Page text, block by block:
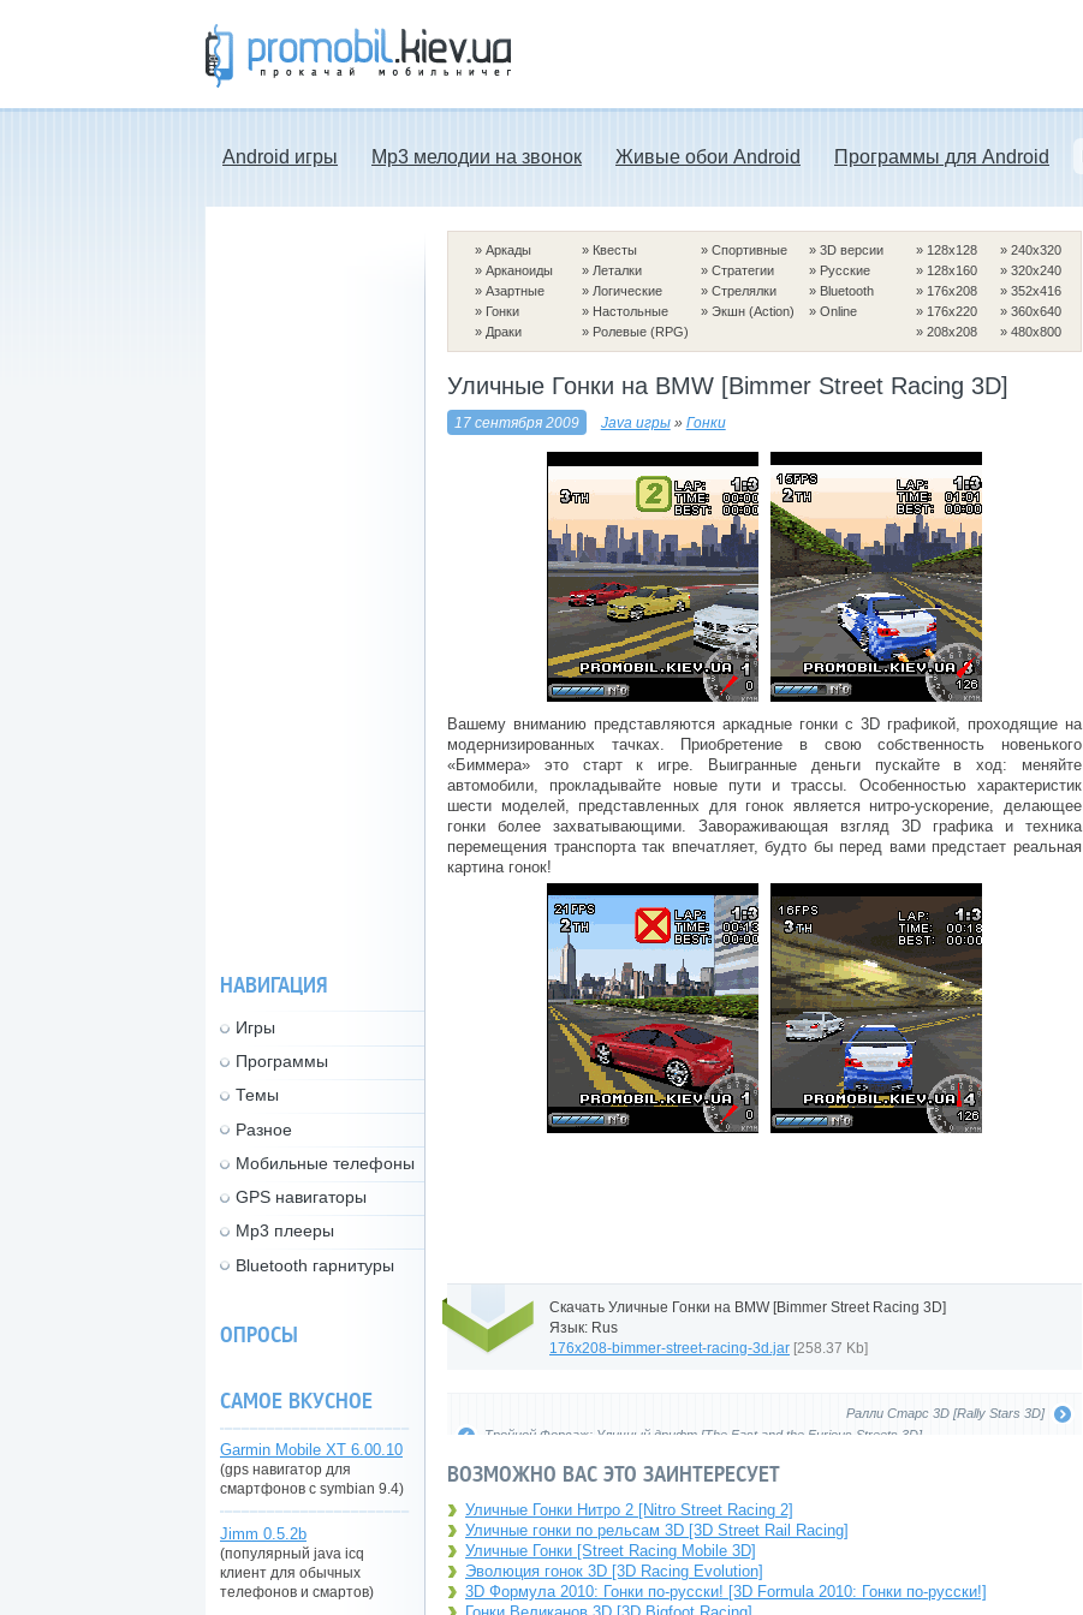
для Nokia, мелодии на звонок скачать
Android игры Mp3 мелодии на звонок Живые обои Android Программы для Android
» Аркады
» Арканоиды
» Азартные
» Гонки
» Драки
» Квесты
» Леталки
» Логические
» Настольные
» Ролевые (RPG)
» Спортивные
» Стратегии
» Стрелялки
» Экшн (Action)
» 3D версии
» Русские
» Bluetooth
» Online
» 128x128
» 128x160
» 176x208
» 176x220
» 208x208
» 240x320
» 320x240
» 352x416
» 360x640
» 480x800
Уличные Гонки на BMW [Bimmer Street Racing 3D]
17 сентября 2009 Java игры» Гонки
Вашему вниманию представляются аркадные гонки с 3D графикой, проходящие на
модернизированных тачках. Приобретение в свою собственность новенького
«Биммера» это старт к игре. Выигранные деньги пускайте в ход: меняйте
автомобили, прокладывайте новые пути и трассы. Особенностью характеристик
шести моделей, представленных для гонок является нитро-ускорение, делающее
гонки более захватывающими. Завораживающая взгляд 3D графика и техника
перемещения транспорта так впечатляет, будто бы перед вами предстает реальная
картина гонок!
Скачать Уличные Гонки на BMW [Bimmer Street Racing 3D]
Язык: Rus
176x208-bimmer-street-racing-3d.jar [258.37 Kb]
Ралли Старс 3D [Rally Stars 3D]
Тройной Форсаж: Уличный дрифт [The Fast and the Furious Streets 3D]
ВОЗМОЖНО ВАС ЭТО ЗАИНТЕРЕСУЕТ
Уличные Гонки Нитро 2 [Nitro Street Racing 2]
Уличные гонки по рельсам 3D [3D Street Rail Racing]
Уличные Гонки [Street Racing Mobile 3D]
Эволюция гонок 3D [3D Racing Evolution]
3D Формула 2010: Гонки по-русски! [3D Formula 2010: Гонки по-русски!]
НАВИГАЦИЯ
Игры
Программы
Темы
Разное
Мобильные телефоны
GPS навигаторы
Mp3 плееры
Bluetooth гарнитуры
ОПРОСЫ
САМОЕ ВКУСНОЕ
Garmin Mobile XT 6.00.10
(gps навигатор для
смартфонов с symbian 9.4)
Jimm 0.5.2b
(популярный java icq
клиент для обычных
телефонов и смартов)